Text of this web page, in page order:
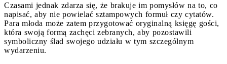
Czasami jednak zdarza się, że brakuje im pomysłów na to, co
napisać, aby nie powielać sztampowych formuł czy cytatów.
Para młoda może zatem przygotować oryginalną księgę gości,
która swoją formą zachęci zebranych, aby pozostawili
symboliczny ślad swojego udziału w tym szczególnym
wydarzeniu.